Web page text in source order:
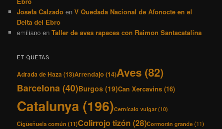
Josefa Calzado enV Quedada Nacional de Afonocte en el
Delta del Ebro
emiliano enTaller de aves rapaces con Raimon Santacatalina
ETIQUETAS
Adrada de Haza (13)Arrendajo (14)Aves (82)
Barcelona(40)Burgos (19)Can Xercavins (16)
Catalunya (196)Cernícalo vulgar (10)
Cigüeñuela común (11)Colirrojo tizón (28)Cormorán grande(11)